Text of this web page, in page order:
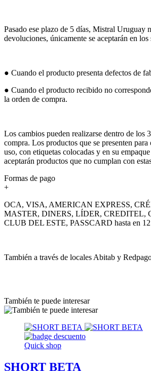
Pasado ese plazo de 5 días, Mistral Uruguay
devoluciones, únicamente se aceptarán en los
● Cuando el producto presenta defectos de
● Cuando el producto recibido no
la orden de compra.
Los cambios pueden realizarse dentro de los
compra. Los productos que se presenten para
uso, con etiquetas colocadas y en su
aceptarán productos que no cumplan con
Formas de pago
+
OCA, VISA, AMERICAN EXPRESS,
MASTER, DINERS, LÍDER, CREDITEL,
CLUB DEL ESTE, PASSCARD hasta en 12
También a través de locales Abitab y
También te puede interesar
Quick shop
SHORT BETA